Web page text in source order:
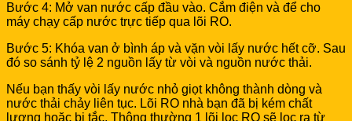
Bước 4: Mở van nước cấp đầu vào. Cắm điện và để cho
máy chạy cấp nước trực tiếp qua lõi RO.
Bước 5: Khóa van ở bình áp và vặn vòi lấy nước hết cỡ. Sau
đó so sánh tỷ lệ 2 nguồn lấy từ vòi và nguồn nước thải.
Nếu bạn thấy vòi lấy nước nhỏ giọt không thành dòng và
nước thải chảy liên tục. Lõi RO nhà bạn đã bị kém chất
lượng hoặc bị tắc. Thông thường 1 lõi lọc RO sẽ lọc ra từ